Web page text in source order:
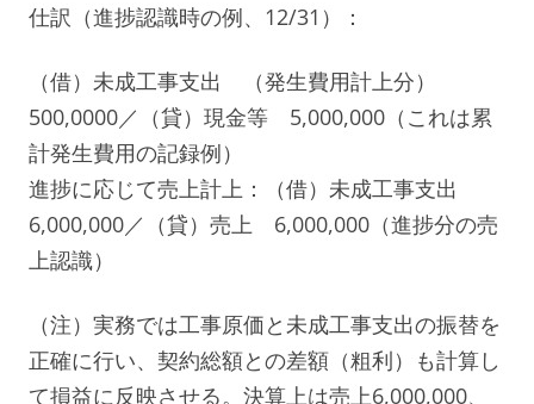
仕訳（進捗認識時の例、12/31）：
（借）未成工事支出 （発生費用計上分）
500,0000／（貸）現金等 5,000,000（これは累
計発生費用の記録例）
進捗に応じて売上計上：（借）未成工事支出
6,000,000／（貸）売上 6,000,000（進捗分の売
上認識）
（注）実務では工事原価と未成工事支出の振替を
正確に行い、契約総額との差額（粗利）も計算し
て損益に反映させる。決算上は売上6,000,000、